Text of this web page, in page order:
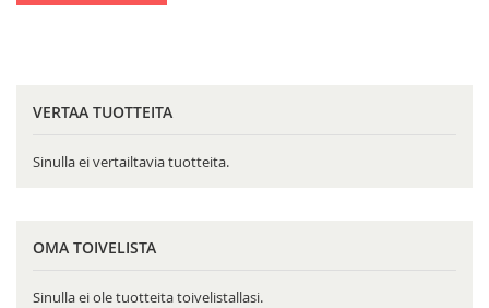
VERTAA TUOTTEITA
Sinulla ei vertailtavia tuotteita.
OMA TOIVELISTA
Sinulla ei ole tuotteita toivelistallasi.